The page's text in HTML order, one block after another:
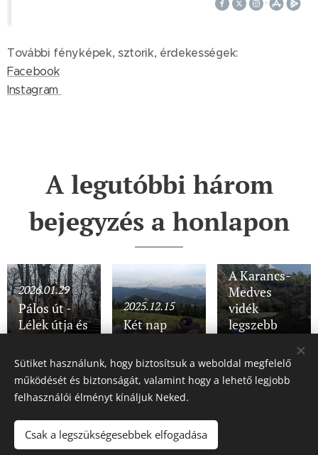
További fényképek, sztorik, érdekességek:
Facebook
Instagram
A legutóbbi három
bejegyzés a honlapon
2026.01.29
Pálos út -
Lélek útja és
2025.12.15
Két nap
A Karancs-
Medves
vidék
legszebb
Sütiket használunk, hogy biztosítsuk a weboldal megfelelő
működését és biztonságát, valamint hogy a lehető legjobb
felhasználói élményt kínáljuk Neked.
Csak a legszükségesebbek elfogadása